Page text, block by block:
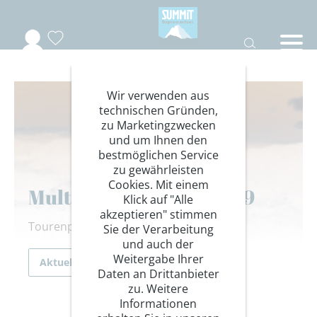
Multisport Opening 2019
Tourenprogramm
Aktuelles
Wir verwenden aus
technischen Gründen,
zu Marketingzwecken
und um Ihnen den
bestmöglichen Service
zu gewährleisten
Cookies. Mit einem
Klick auf "Alle
akzeptieren" stimmen
Sie der Verarbeitung
und auch der
Weitergabe Ihrer
Daten an Drittanbieter
zu. Weitere
Informationen